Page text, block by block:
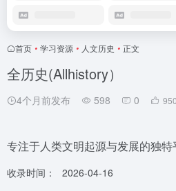
首页 • 学习资源 • 人文历史 • 正文
全历史(Allhistory）
4个月前发布 598 0 950
专注于人类文明起源与发展的独特
收录时间：
2026-04-16